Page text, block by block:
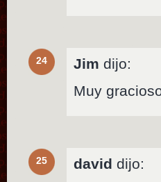
24 Jim dijo:
Muy
25 david dijo: